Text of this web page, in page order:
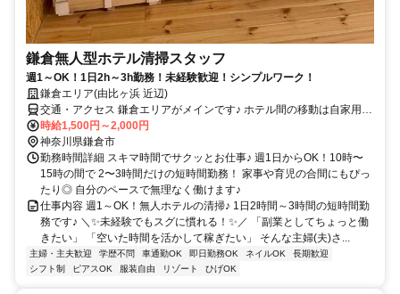
鎌倉無人型ホテル清掃スタッフ
週1～OK！1日2h～3h勤務！未経験歓迎！シンプルワーク！
鎌倉エリア(由比ヶ浜 近辺)
交通・アクセス 鎌倉エリアがメインです♪ ホテル間の移動は自家用車
の利用をお願いします。
時給1,500円～2,000円
神奈川県鎌倉市
勤務時間詳細 スキマ時間でサクッとお仕事♪ 週1日からOK！10時〜
15時の間で 2〜3時間だけの短時間勤務！ 家事や育児の合間にもぴっ
たり◎ 自分のペースで無理なく働けます♪
仕事内容 週1～OK！無人ホテルの清掃♪ 1日2時間～3時間の短時間勤
務です♪ ＼✨未経験でもスグに慣れる！✨／ 「副業としてちょっと働
きたい」 「空いた時間を活かして稼ぎたい」 そんな主婦(夫)さ...
主婦・主夫歓迎 学歴不問 車通勤OK 即日勤務OK ネイルOK
長期歓迎
シフト制
ピアスOK 服装自由 リゾート ひげOK